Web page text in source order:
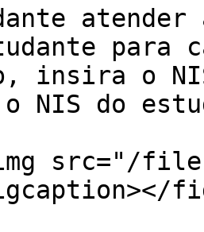
para
insira o
NIS do
src="/files/